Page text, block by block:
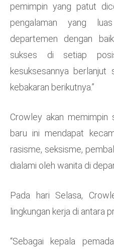
pemimpin yang patut
pengalaman yang
departemen dengan
sukses di setiap
kesuksesannya berlanjut
kebakaran berikutnya.”
Crowley akan memimpin
baru ini mendapat
rasisme, seksisme,
dialami oleh wanita di
Pada hari Selasa,
lingkungan kerja di antara
“Sebagai kepala